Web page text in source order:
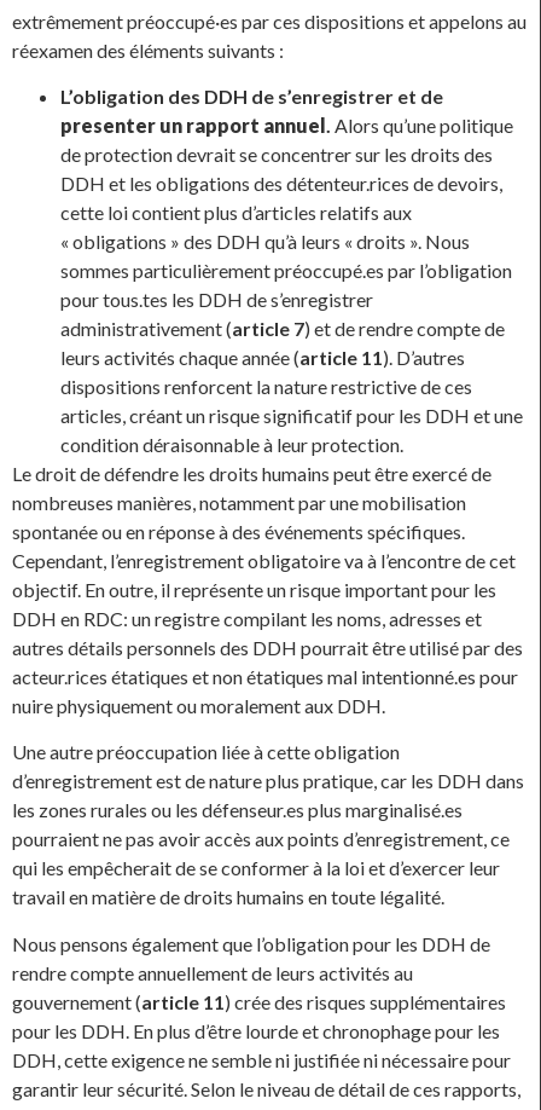
extrêmement préoccupé·es par ces dispositions et appelons au
réexamen des éléments suivants :
L’obligation des DDH de s’enregistrer et de
presenter un rapport annuel. Alors qu’une politique
de protection devrait se concentrer sur les droits des
DDH et les obligations des détenteur.rices de devoirs,
cette loi contient plus d’articles relatifs aux
« obligations » des DDH qu’à leurs « droits ». Nous
sommes particulièrement préoccupé.es par l’obligation
pour tous.tes les DDH de s’enregistrer
administrativement (article 7) et de rendre compte de
leurs activités chaque année (article 11). D’autres
dispositions renforcent la nature restrictive de ces
articles, créant un risque significatif pour les DDH et une
condition déraisonnable à leur protection.
Le droit de défendre les droits humains peut être exercé de
nombreuses manières, notamment par une mobilisation
spontanée ou en réponse à des événements spécifiques.
Cependant, l’enregistrement obligatoire va à l’encontre de cet
objectif. En outre, il représente un risque important pour les
DDH en RDC: un registre compilant les noms, adresses et
autres détails personnels des DDH pourrait être utilisé par des
acteur.rices étatiques et non étatiques mal intentionné.es pour
nuire physiquement ou moralement aux DDH.
Une autre préoccupation liée à cette obligation
d’enregistrement est de nature plus pratique, car les DDH dans
les zones rurales ou les défenseur.es plus marginalisé.es
pourraient ne pas avoir accès aux points d’enregistrement, ce
qui les empêcherait de se conformer à la loi et d’exercer leur
travail en matière de droits humains en toute légalité.
Nous pensons également que l’obligation pour les DDH de
rendre compte annuellement de leurs activités au
gouvernement (article 11) crée des risques supplémentaires
pour les DDH. En plus d’être lourde et chronophage pour les
DDH, cette exigence ne semble ni justifiée ni nécessaire pour
garantir leur sécurité. Selon le niveau de détail de ces rapports,